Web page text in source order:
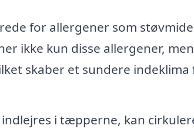
for allergener som
ikke kun disse allergener, men
skaber et sundere indeklima
indlejres i tæpperne, kan